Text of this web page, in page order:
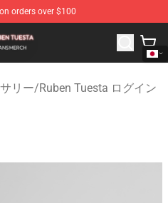
orders over $100
Ruben Tuesta Merchandise
リー/Ruben Tuesta ログイン